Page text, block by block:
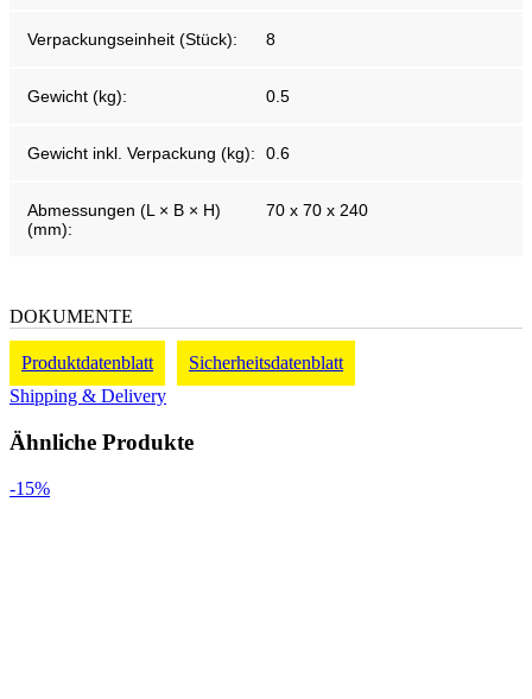
Verpackungseinheit (Stück): 8
Gewicht (kg): 0.5
Gewicht inkl. Verpackung (kg): 0.6
Abmessungen (L × B × H)
(mm):
70 x 70 x 240
DOKUMENTE
Produktdatenblatt
Sicherheitsdatenblatt
Shipping & Delivery
Ähnliche Produkte
-15%